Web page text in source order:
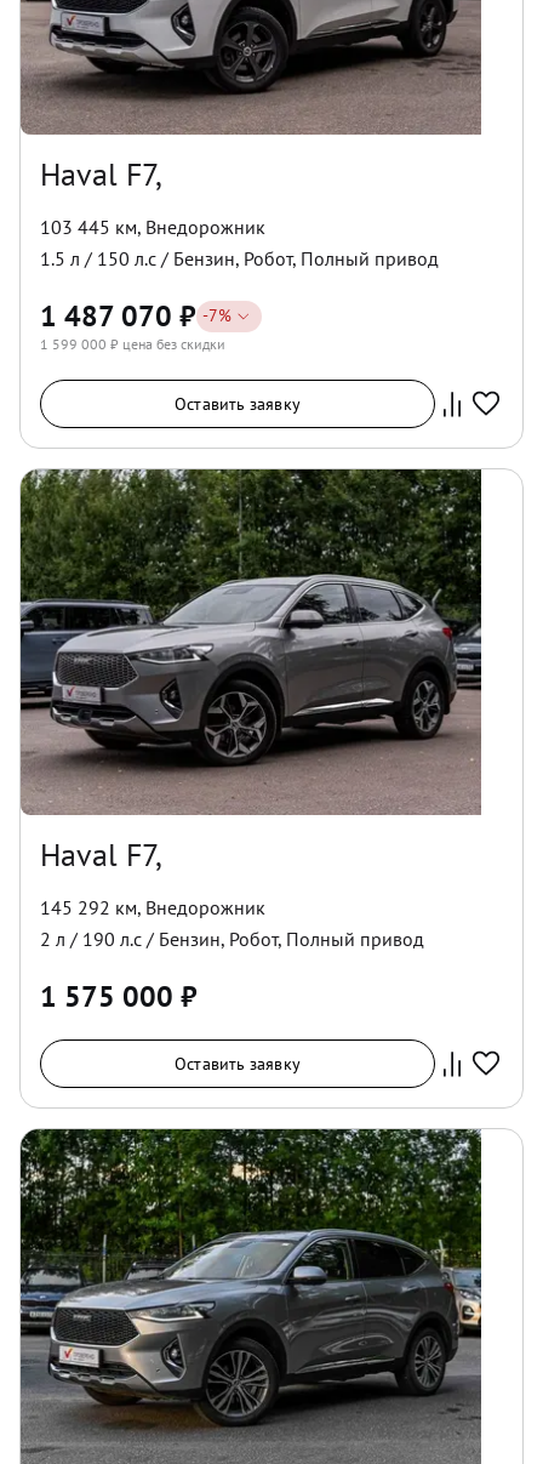
Haval F7,
103 445 км, Внедорожник
1.5 л / 150 л.с / Бензин, Робот, Полный привод
1 487 070 ₽ -7%
1 599 000 ₽ цена без скидки
Оставить заявку
Haval F7,
145 292 км, Внедорожник
2 л / 190 л.с / Бензин, Робот, Полный привод
1 575 000 ₽
Оставить заявку